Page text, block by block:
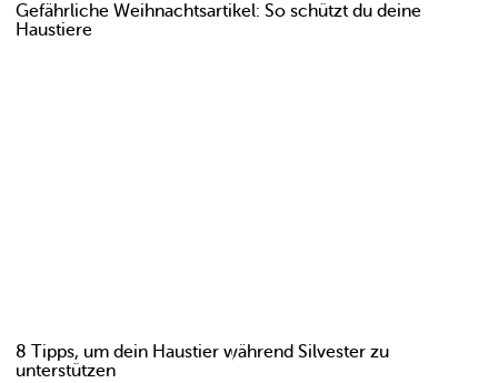
Gefährliche Weihnachtsartikel: So schützt du deine
Haustiere
8 Tipps, um dein Haustier während Silvester zu
unterstützen